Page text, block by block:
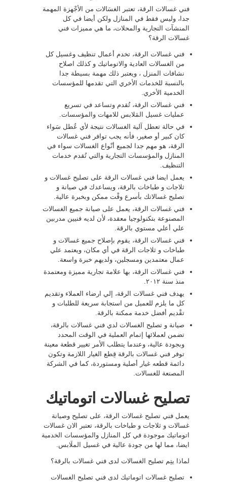
فني غسالات الرقة، تعتبر الغسَالات من الأجْهزة المهمة
جدا، وليس فقط في المنازل ولكن أيضا في كل
المنشآت التجارية والمحلات، ما هي مميزات فني
غسالات الرقة؟
فني غسالات الرقة، تخدم أعمال تنظيف وغسيل كل
من الغسالات العادية والاتوماتيك و كذلك اصلاح
نشافات المنزل ، ويعتبر ذلك مهمة بسيطة جدا
بالنسبة للخدمات الأخري التي تقدمها للمؤسسات
الخدمية الأخري.
فني غسالات الرقة، تُقدم وتساعد في تسريع
عمليات غسيل المَلابس للامهات والمؤسسات.
في حالة تعطل آلية الغسالات نتيجة لأي عُطل سَواء
كان كبير أو صغير، فأنه يجب توافر فني غسالات
الرقة، هو مهم جدا لجميع أنْواع الغسالات سواء في
المنازل والمؤسسات التجارية والتي تُقدم خدمات
التنظيف.
يعمل ايضا فني غسالات الرقة على تصليح غسالات و
ثلاجات و طباخات بالرقة، ويساعدك في صيانة و
تصليح غسالاتك بأسرع وقْت ممكن وبخبرة عالية.
فني غسالات الرقة، يعمل على صيانة جميع الغسالات
المصنوعة بتكنولوجيا معقدة، لأن لديه فنيين مدربين
علي أعلي مستوي بالرقة.
فني غسالات الرقة، يقوم بإصلاح جميع غسالات و
طباخات و ثلاجات الرقة في أي مكان، ويعتمد علي
عمال معتمدين ومسجلين، ولديهم خبرة واسعة.
فني غسالات الرقة، بها علامة تجارية مميزة ومعتمدة
منذ سنة ٢٠١٢.
يهدف فني غسالات الرقة، إلي ارضاء العملاء وتقديم
كل ما يلزم للعميل من استجابة سريعة للطلبات و
تقْديم أفضل خدمة ممكنة بالرقة.
صيانة و تصليح الغسالات لدي فني غسالات بالرقة،
تضمن لعملائها إتمام العملية في الوقت المحدد
وبجودة عالية، وعندما يتطلب الأمر تغيير قطعة معينة
توفر فني غسالات بالرقة قِطع الغيار اللازمة وتكون
دائمة قطعه غيار أصلية ومستوردة، كما في الشركة
المصنعة للغسالات.
تصليح غسالات اتوماتيك
يعمل فني تصليح غسالات الرقة، على تصليح وصيانة
غسالات و ثلاجات و طباخات بالرقة، تعتبر الان غسالات
اتوماتيك موجودة في كل المنازل والمؤسسات الخدمية
ايضا، مما لها من جودة عالية في غسيل الملَابس.
لماذا يتِم تصليح الغسالات لدى فني غسالات بالرقة؟
تصليح غسالات اتوماتيك لدى فني تصليح الغسالات